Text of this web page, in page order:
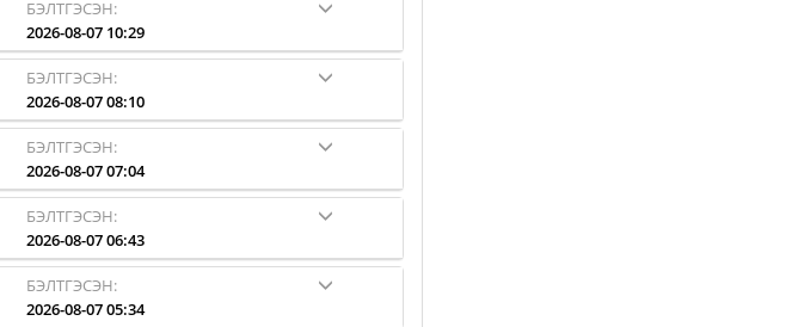
БЭЛТГЭСЭН:
2026-08-07 10:29
БЭЛТГЭСЭН:
2026-08-07 08:10
БЭЛТГЭСЭН:
2026-08-07 07:04
БЭЛТГЭСЭН:
2026-08-07 06:43
БЭЛТГЭСЭН:
2026-08-07 05:34